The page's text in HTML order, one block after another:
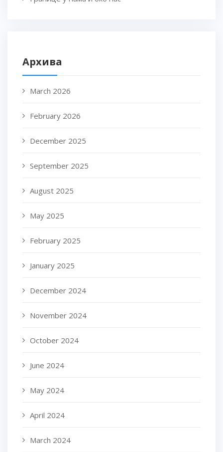
Архива
March 2026
February 2026
December 2025
September 2025
August 2025
May 2025
February 2025
January 2025
December 2024
November 2024
October 2024
June 2024
May 2024
April 2024
March 2024